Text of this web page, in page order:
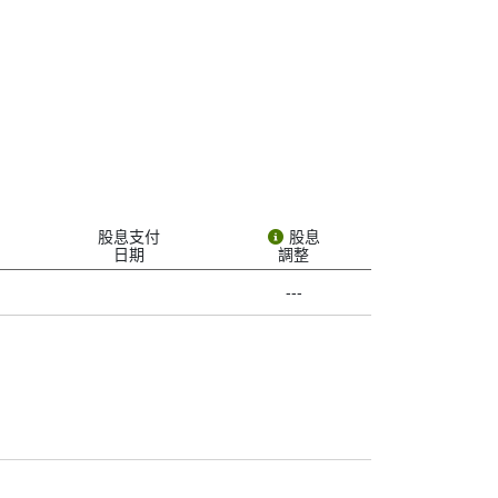
date.” But what does it actually mean, and
股息支付
日期
股息
調整
---